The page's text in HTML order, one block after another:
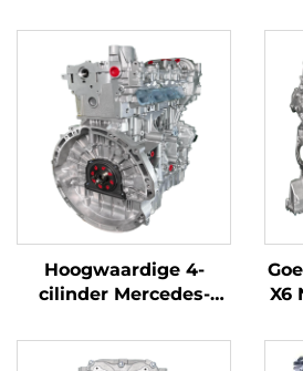
Hoogwaardige 4-
cilinder Mercedes-
Goede prijs VS
X6